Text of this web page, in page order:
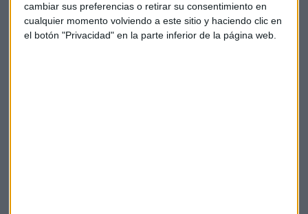
cambiar sus preferencias o retirar su consentimiento en
cualquier momento volviendo a este sitio y haciendo clic en
el botón "Privacidad" en la parte inferior de la página web.
Banco Sabadell: "La OPA del BBVA ahora